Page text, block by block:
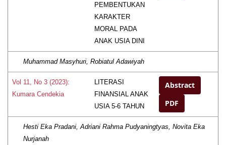
PEMBENTUKAN
KARAKTER
MORAL PADA
ANAK USIA DINI
Muhammad Masyhuri, Robiatul Adawiyah
Vol 11, No 3 (2023):
Kumara Cendekia
LITERASI
FINANSIAL ANAK
USIA 5-6 TAHUN
Abstract
PDF
Hesti Eka Pradani, Adriani Rahma Pudyaningtyas, Novita Eka
Nurjanah